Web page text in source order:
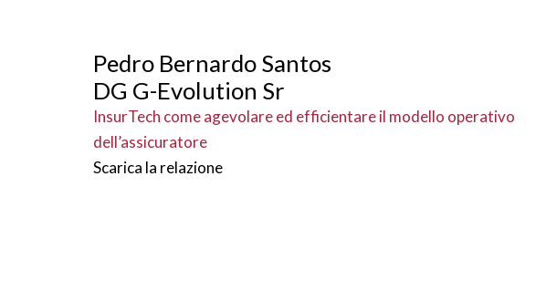
Pedro Bernardo Santos
DG G-Evolution Sr
InsurTech come agevolare ed efficientare il modello operativo
dell’assicuratore
Scarica la relazione